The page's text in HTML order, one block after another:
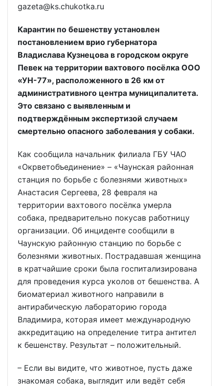
gazeta@ks.chukotka.ru
Карантин по бешенству установлен
постановлением врио губернатора
Владислава Кузнецова в городском округе
Певек на территории вахтового посёлка ООО
«УН-77», расположенного в 26 км от
административного центра муниципалитета.
Это связано с выявленным и
подтверждённым экспертизой случаем
смертельно опасного заболевания у собаки.
Как сообщила начальник филиала ГБУ ЧАО
«Окрветобъединение» – «Чаунская районная
станция по борьбе с болезнями животных»
Анастасия Сергеева, 28 февраля на
территории вахтового посёлка умерла
собака, предварительно покусав работницу
организации. Об инциденте сообщили в
Чаунскую районную станцию по борьбе с
болезнями животных. Пострадавшая женщина
в кратчайшие сроки была госпитализирована
для проведения курса уколов от бешенства. А
биоматериал животного направили в
антирабическую лабораторию города
Владимира, которая имеет международную
аккредитацию на определение титра антител
к бешенству. Результат – положительный.
– Если вы видите, что животное, пусть даже
знакомая собака, выглядит или ведёт себя